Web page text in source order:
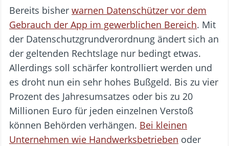
Bereits bisher warnen Datenschützer vor dem
Gebrauch der App im gewerblichen Bereich. Mit
der Datenschutzgrundverordnung ändert sich an
der geltenden Rechtslage nur bedingt etwas.
Allerdings soll schärfer kontrolliert werden und
es droht nun ein sehr hohes Bußgeld. Bis zu vier
Prozent des Jahresumsatzes oder bis zu 20
Millionen Euro für jeden einzelnen Verstoß
können Behörden verhängen. Bei kleinen
Unternehmen wie Handwerksbetrieben oder